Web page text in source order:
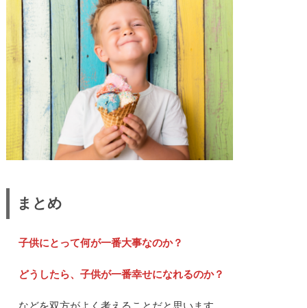
まとめ
子供にとって何が一番大事なのか？
どうしたら、子供が一番幸せになれるのか？
などを双方がよく考えることだと思います。